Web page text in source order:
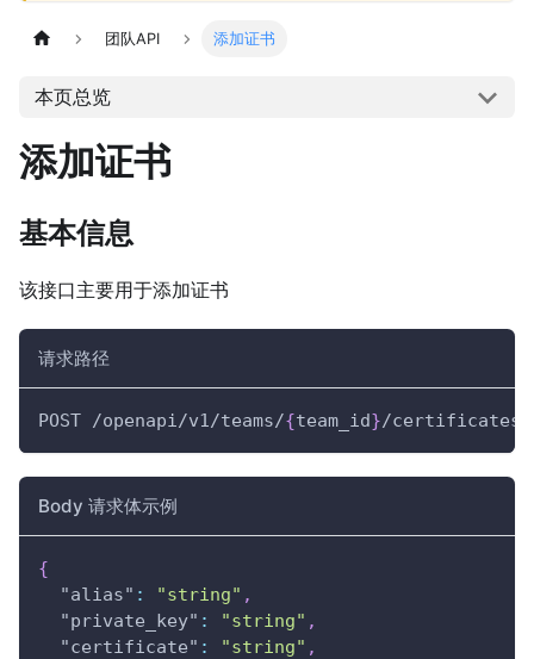
团队API 添加证书
本页总览
添加证书
基本信息
该接口主要用于添加证书
请求路径
POST /openapi/v1/teams/{team_id}/certificates
Body 请求体示例
{
"alias" : "string" ,
"private_key" : "string" ,
"certificate" : "string" ,